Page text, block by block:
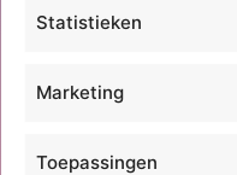
Statistieken
Marketing
Toepassingen
kostenpost?
een calculatie.